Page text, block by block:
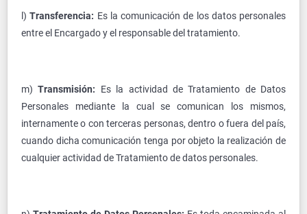
l)Transferencia: Es la comunicación de los datos personales
entre el Encargado y el responsable del tratamiento.
m)Transmisión: Es la actividad de Tratamiento de Datos
Personales mediante la cual se comunican los mismos,
internamente o con terceras personas, dentro o fuera del país,
cuando dicha comunicación tenga por objeto la realización de
cualquier actividad de Tratamiento de datos personales.